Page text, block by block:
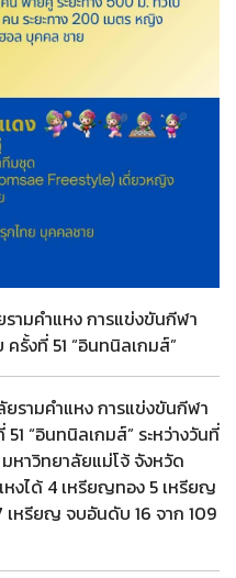
ามคำแหง การแข่งขันกีฬา
รั้งที่ 51 “อินทนิลเกมส์”
รามคำแหง การแข่งขันกีฬา
“อินทนิลเกมส์” ระหว่างวันที่
หาวิทยาลัยแม่โจ้ จังหวัด
หงได้ 4 เหรียญทอง 5 เหรียญ
เหรียญ จบอันดับ 16 จาก 109